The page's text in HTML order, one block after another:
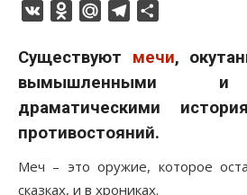
VK Odnoklassniki
Mail.RuTelegram
Существуют мечи,
вымышленными и
драматическими
противостояний.
Меч – это оружие, которое
сказках, и в хрониках.